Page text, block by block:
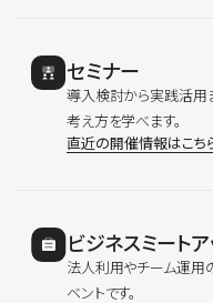
セミナー
導入検討から実践活用
考え方を学べます。
直近の開催情報はこち
ビジネスミート
法人利用やチーム運用
ベントです。